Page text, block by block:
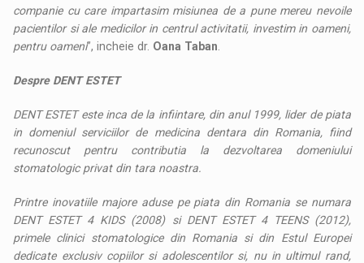
companie cu care impartasim misiunea de a pune mereu nevoile
pacientilor si ale medicilor in centrul activitatii, investim in oameni,
pentru oameni”, incheie dr. Oana Taban
Despre DENT ESTET
DENT ESTET este inca de la infiintare, din anul 1999, lider de piata
in domeniul serviciilor de medicina dentara din Romania, fiind
recunoscut pentru contributia la dezvoltarea domeniului
stomatologic privat din tara noastra.
Printre inovatiile majore aduse pe piata din Romania se numara
DENT ESTET 4 KIDS (2008) si DENT ESTET 4 TEENS (2012),
primele clinici stomatologice din Romania si din Estul Europei
dedicate exclusiv copiilor si adolescentilor si, nu in ultimul rand,